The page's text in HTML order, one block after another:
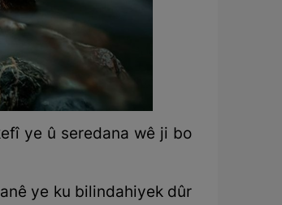
ye û seredana wê ji bo
ye ku bilindahiyek dûr